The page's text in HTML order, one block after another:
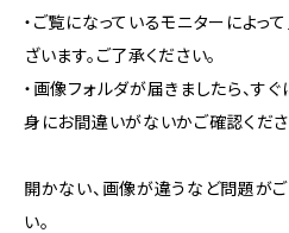
・ご覧になっているモニターによ
ざいます。ご了承ください。
・画像フォルダが届きましたら、す
身にお間違いがないかご確認くださ
開かない、画像が違うなど問題がご
い。